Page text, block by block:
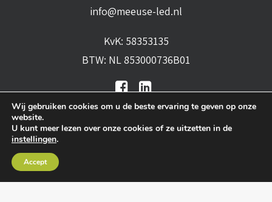
info@meeuse-led.nl
KvK: 58353135
BTW: NL 853000736B01
leveringsvoorwaarden
Wij gebruiken cookies om u de beste ervaring te geven op onze
website.
U kunt meer lezen over onze cookies of ze uitzetten in de
instellingen.
Accept